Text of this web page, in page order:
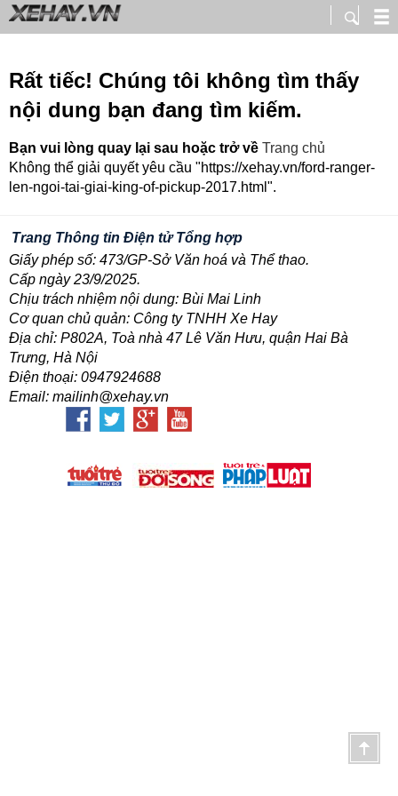
Rất tiếc! Chúng tôi không tìm thấy
nội dung bạn đang tìm kiếm.
Bạn vui lòng quay lại sau hoặc trở về Trang chủ
Không thể giải quyết yêu cầu "https://xehay.vn/ford-ranger-
len-ngoi-tai-giai-king-of-pickup-2017.html".
Trang Thông tin Điện tử Tổng hợp
Giấy phép số: 473/GP-Sở Văn hoá và Thể thao.
Cấp ngày 23/9/2025.
Chịu trách nhiệm nội dung: Bùi Mai Linh
Cơ quan chủ quản: Công ty TNHH Xe Hay
Địa chỉ: P802A, Toà nhà 47 Lê Văn Hưu, quận Hai Bà
Trưng, Hà Nội
Điện thoại: 0947924688
Email: mailinh@xehay.vn